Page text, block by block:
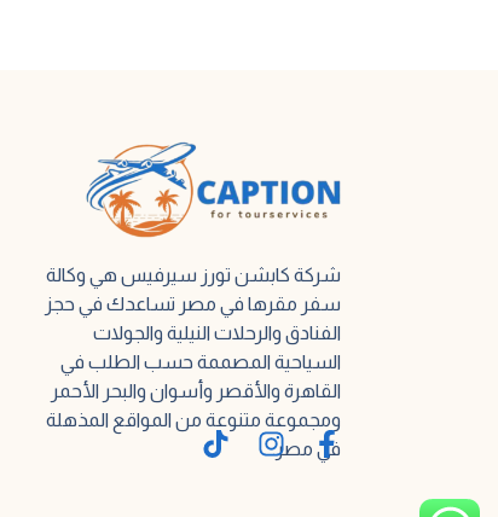
شركة كابشن تورز سيرفيس هي وكالة
سفر مقرها في مصر تساعدك في حجز
الفنادق والرحلات النيلية والجولات
السياحية المصممة حسب الطلب في
القاهرة والأقصر وأسوان والبحر الأحمر
ومجموعة متنوعة من المواقع المذهلة
في مصر.